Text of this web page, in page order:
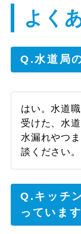
た水回り
古い物な
さかその
よく
Q.水道局
はい。水道
受けた、水
水漏れやつ
談ください。
Q.キッチ
っていま